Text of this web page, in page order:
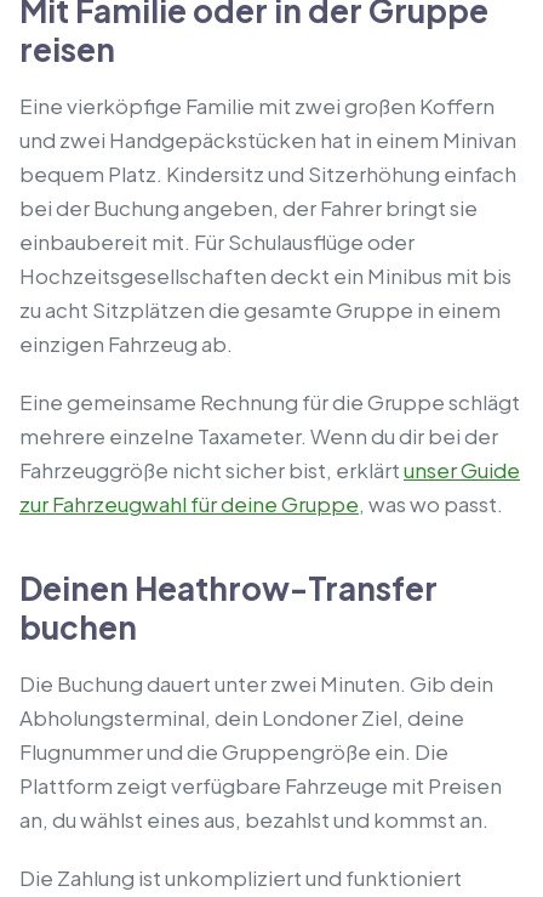
Mit Familie oder in der Gruppe
reisen
Eine vierköpfige Familie mit zwei großen Koffern
und zwei Handgepäckstücken hat in einem Minivan
bequem Platz. Kindersitz und Sitzerhöhung einfach
bei der Buchung angeben, der Fahrer bringt sie
einbaubereit mit. Für Schulausflüge oder
Hochzeitsgesellschaften deckt ein Minibus mit bis
zu acht Sitzplätzen die gesamte Gruppe in einem
einzigen Fahrzeug ab.
Eine gemeinsame Rechnung für die Gruppe schlägt
mehrere einzelne Taxameter. Wenn du dir bei der
Fahrzeuggröße nicht sicher bist, erklärtunser Guide
zur Fahrzeugwahl für deine Gruppe, was wo passt.
Deinen Heathrow-Transfer
buchen
Die Buchung dauert unter zwei Minuten. Gib dein
Abholungsterminal, dein Londoner Ziel, deine
Flugnummer und die Gruppengröße ein. Die
Plattform zeigt verfügbare Fahrzeuge mit Preisen
an, du wählst eines aus, bezahlst und kommst an.
Die Zahlung ist unkompliziert und funktioniert